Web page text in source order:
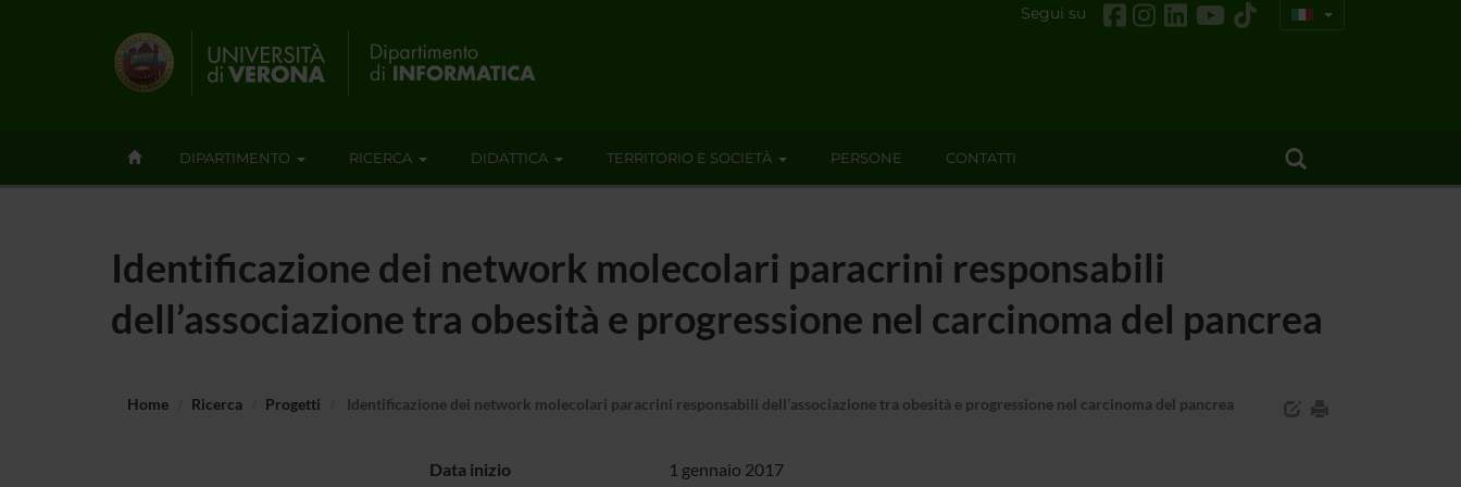
Segui su
DIPARTIMENTO RICERCA DIDATTICA TERRITORIO E SOCIETÀ PERSONE CONTATTI
Identificazione dei network molecolari paracrini responsabili
dell’associazione tra obesità e progressione nel carcinoma del pancrea
Home Ricerca Progetti Identificazione dei network molecolari paracrini responsabili dell’associazione tra obesità e progressione nel carcinoma del pancrea
Data inizio
1 gennaio 2017